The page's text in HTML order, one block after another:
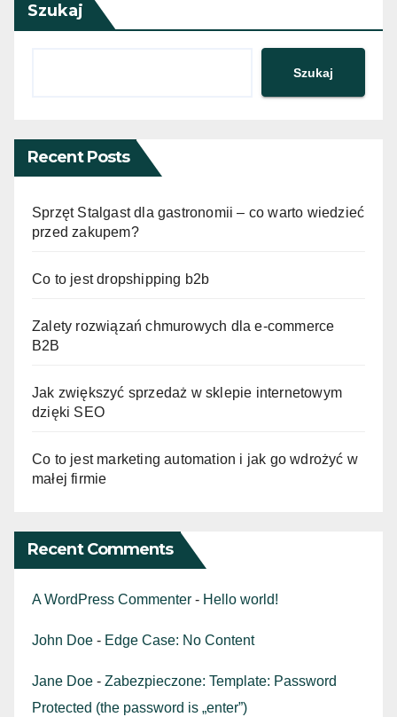
Szukaj
Szukaj
Recent Posts
Sprzęt Stalgast dla gastronomii – co warto wiedzieć
przed zakupem?
Co to jest dropshipping b2b
Zalety rozwiązań chmurowych dla e-commerce
B2B
Jak zwiększyć sprzedaż w sklepie internetowym
dzięki SEO
Co to jest marketing automation i jak go wdrożyć w
małej firmie
Recent Comments
A WordPress Commenter - Hello world!
John Doe - Edge Case: No Content
Jane Doe - Zabezpieczone: Template: Password
Protected (the password is „enter”)